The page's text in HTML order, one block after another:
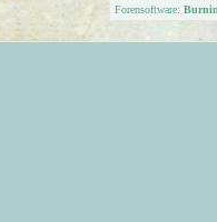
Forensoftware: